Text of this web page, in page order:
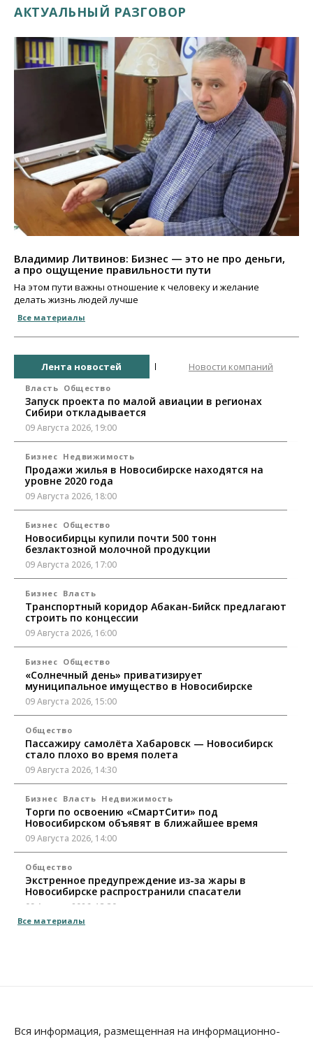
АКТУАЛЬНЫЙ РАЗГОВОР
Владимир Литвинов: Бизнес — это не про деньги,
а про ощущение правильности пути
На этом пути важны отношение к человеку и желание
делать жизнь людей лучше
Все материалы
Лента новостей Новости компаний
Власть Общество
Запуск проекта по малой авиации в регионах
Сибири откладывается
09 Августа 2026, 19:00
Бизнес Недвижимость
Продажи жилья в Новосибирске находятся на
уровне 2020 года
09 Августа 2026, 18:00
Бизнес Общество
Новосибирцы купили почти 500 тонн
безлактозной молочной продукции
09 Августа 2026, 17:00
Бизнес Власть
Транспортный коридор Абакан-Бийск предлагают
строить по концессии
09 Августа 2026, 16:00
Бизнес Общество
«Солнечный день» приватизирует
муниципальное имущество в Новосибирске
09 Августа 2026, 15:00
Общество
Пассажиру самолёта Хабаровск — Новосибирск
стало плохо во время полета
09 Августа 2026, 14:30
Бизнес Власть Недвижимость
Торги по освоению «СмартСити» под
Новосибирском объявят в ближайшее время
09 Августа 2026, 14:00
Общество
Экстренное предупреждение из-за жары в
Новосибирске распространили спасатели
09 Августа 2026, 13:30
«бронировать» со школы
Все материалы
Вся информация, размещенная на информационно-